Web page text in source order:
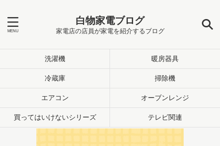
白物家電ブログ
家電店の店員が家電を紹介するブログ
洗濯機 暖房器具
冷蔵庫 掃除機
エアコン オーブンレンジ
買ってはいけないシリーズ テレビ関連